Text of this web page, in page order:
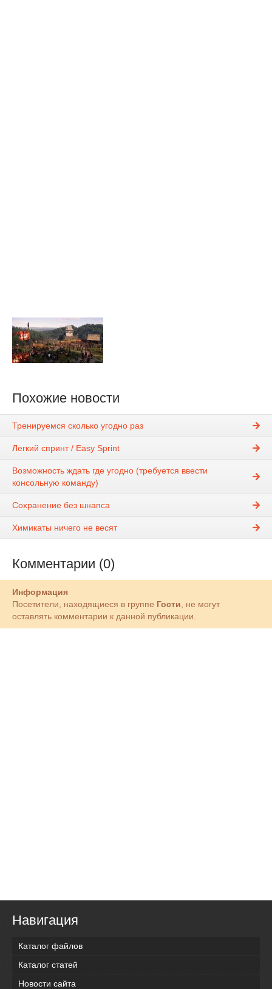
Похожие новости
Тренируемся сколько угодно раз
Легкий спринт / Easy Sprint
Возможность ждать где угодно (требуется ввести
консольную команду)
Сохранение без шнапса
Химикаты ничего не весят
Комментарии (0)
Информация
Посетители, находящиеся в группе Гости, не могут
оставлять комментарии к данной публикации.
Навигация
Каталог файлов
Каталог статей
Новости сайта